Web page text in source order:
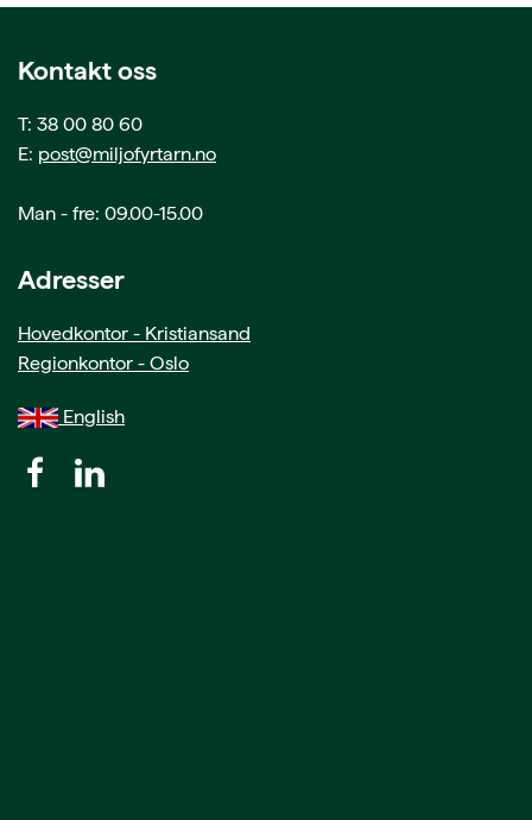
Kontakt oss
T: 38 00 80 60
E: post@miljofyrtarn.no
Man - fre: 09.00-15.00
Adresser
Hovedkontor - Kristiansand
Regionkontor - Oslo
English